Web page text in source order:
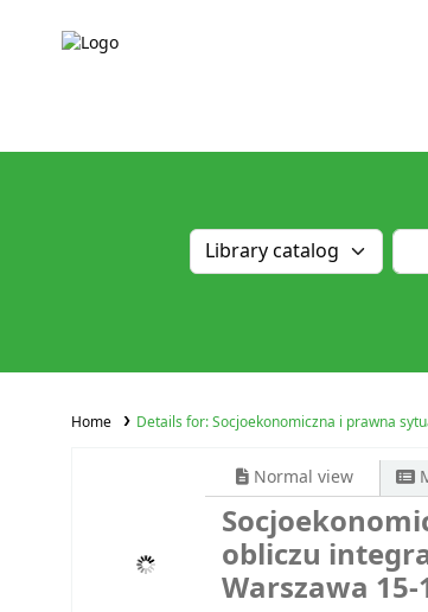
Home Details for:Socjoekonomiczna i prawna
Normal view
obliczu
Warszawa 15-